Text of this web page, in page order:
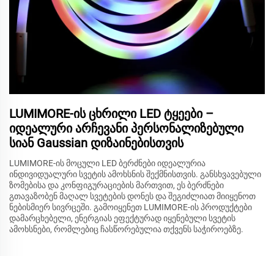
LUMIMORE-ის ცხრილი LED ტყეები –
იდეალური არჩევანი პერსონალიზებული
სიან Gaussian დიზაინებისთვის
LUMIMORE-ის მოცული LED ბერძნები იდეალურია
ინდივიდუალური სვეტის ამოხსნის შექმნისთვის. განსხვავებული
ზომებისა და კონფიგურაციების მართვით, ეს ბერძნები
გთავაზობენ მაღალ სვეტების დონეს და შეგიძლიათ მიიყენოთ
ნებისმიერ სივრცეში. გამოიყენეთ LUMIMORE-ის პროდუქტები
დამარცხებელი, ენერგიას ეფექტურად იყენებული სვეტის
ამოხსნები, რომლებიც ჩასწორებულია თქვენს საჭიროებზე.